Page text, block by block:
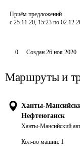
Приём предложений
с 25.11.20, 15:23 по
0 Создан 26 ноя 2020
Маршруты и
Ханты-
Нефтеюганск
Ханты-Мансийский
Кол-во машин: 1